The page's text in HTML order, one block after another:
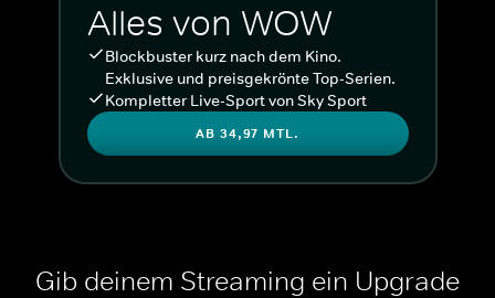
Alles von WOW
Blockbuster kurz nach dem Kino.
Exklusive und preisgekrönte Top-Serien.
Kompletter Live-Sport von Sky Sport
AB 34,97 MTL.
Gib deinem Streaming ein Upgrade